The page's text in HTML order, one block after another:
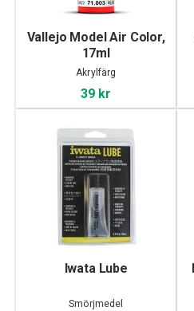
Vallejo Model Air Color,
17ml
Akrylfärg
39 kr
Iwata Lube
Smörjmedel